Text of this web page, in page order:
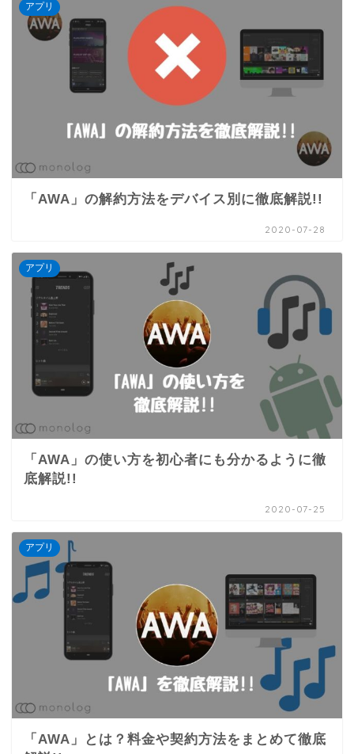
アプリ
「AWA」の解約方法をデバイス別に徹底解説!!
2020-07-28
アプリ
「AWA」の使い方を初心者にも分かるように徹
底解説!!
2020-07-25
アプリ
「AWA」とは？料金や契約方法をまとめて徹底